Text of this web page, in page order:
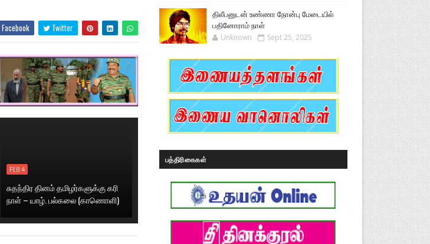
Facebook Twitter
FEB 4
சுதந்திர தினம் தமிழர்களுக்கு கரி
நாள் – யாழ். பல்கலை (காணொளி)
திலீபனுடன் உண்ணா நோன்பு மேடையில்
பதினோராம் நாள்
Unknown Sept 25, 2025
பத்திரிகைகள்